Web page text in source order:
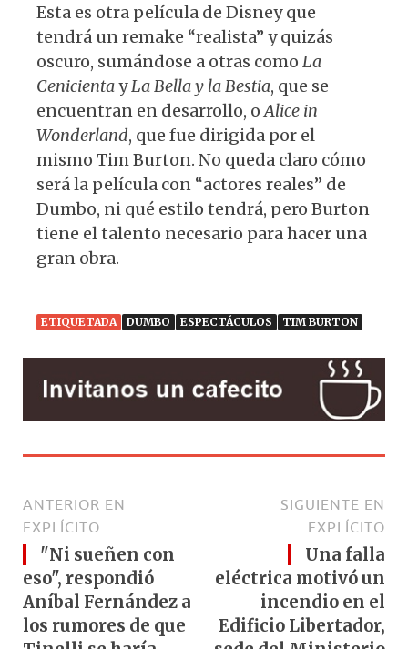
Esta es otra película de Disney que
tendrá un remake “realista” y quizás
oscuro, sumándose a otras como La
CenicientayLa Bella y la Bestia, que se
encuentran en desarrollo, oAlice in
Wonderland, que fue dirigida por el
mismo Tim Burton. No queda claro cómo
será la película con “actores reales” de
Dumbo, ni qué estilo tendrá, pero Burton
tiene el talento necesario para hacer una
gran obra.
ETIQUETADA DUMBO ESPECTÁCULOS TIM BURTON
ANTERIOR EN
EXPLÍCITO
"Ni sueñen con
eso", respondió
Aníbal Fernández a
los rumores de que
SIGUIENTE EN
EXPLÍCITO
Una falla
eléctrica motivó un
incendio en el
Edificio Libertador,